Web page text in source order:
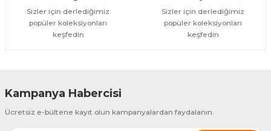
Sizler için derlediğimiz
popüler koleksiyonları
keşfedin
Sizler için derlediğimiz
popüler koleksiyonları
keşfedin
Kampanya Habercisi
Ücretsiz e-bültene kayıt olun kampanyalardan faydalanın.